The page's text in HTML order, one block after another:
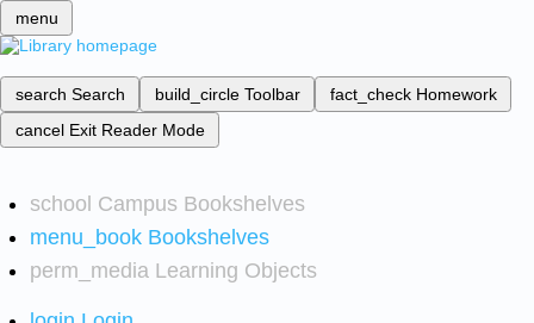
menu
search Search build_circle Toolbar fact_check Homework
cancel Exit Reader Mode
school Campus Bookshelves
menu_book Bookshelves
perm_media Learning Objects